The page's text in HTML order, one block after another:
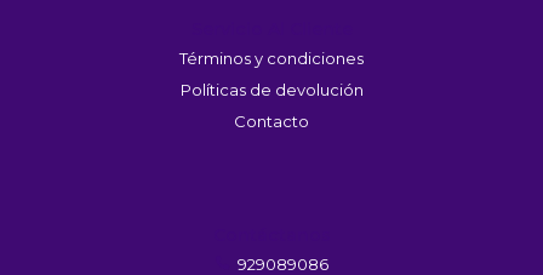
Términos y condiciones
Políticas de devolución
Contacto
929089086